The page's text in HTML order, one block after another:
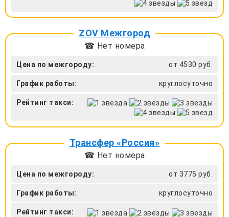
ZOV Межгород
☎ Нет номера
Цена по межгороду: от 4530 руб.
График работы: круглосуточно
Рейтинг такси:
Трансфер «Россия»
☎ Нет номера
Цена по межгороду: от 3775 руб.
График работы: круглосуточно
Рейтинг такси: